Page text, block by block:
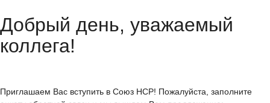
Добрый день, уважаемый
коллега!
Приглашаем Вас вступить в Союз НСР! Пожалуйста, заполните